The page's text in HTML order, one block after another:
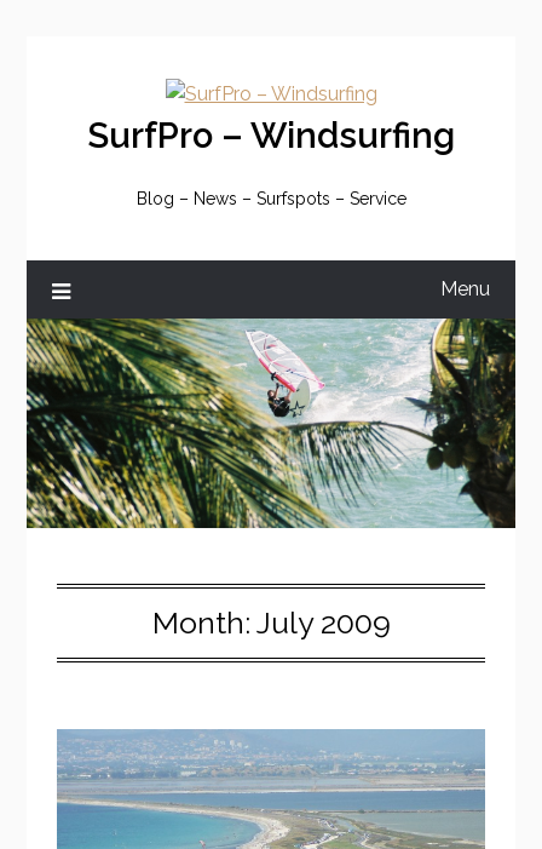
SurfPro – Windsurfing
Blog – News – Surfspots – Service
Menu
Month: July 2009